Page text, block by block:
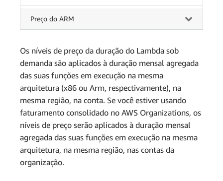
Preço do ARM
Os níveis de preço da duração do Lambda sob
demanda são aplicados à duração mensal agregada
das suas funções em execução na mesma
arquitetura (x86 ou Arm, respectivamente), na
mesma região, na conta. Se você estiver usando
faturamento consolidado no AWS Organizations, os
níveis de preço serão aplicados à duração mensal
agregada das suas funções em execução na mesma
arquitetura, na mesma região, nas contas da
organização.